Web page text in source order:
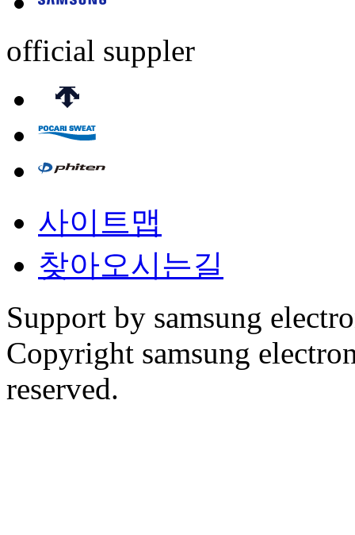
official suppler
사이트맵
찾아오시는길
Support by samsung
Copyright samsung
reserved.